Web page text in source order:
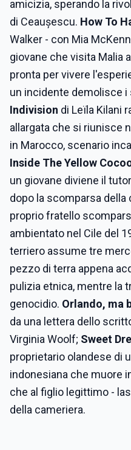
amicizia, sperando la
di Ceaușescu. How To
Walker - con Mia
giovane che visita Malia
pronta per vivere
un incidente demolisce
Indivision di Leïla Kilani
allargata che si riunisce
in Marocco, scenario
Inside The Yellow
un giovane diviene il
dopo la scomparsa della
proprio fratello
ambientato nel Cile del
terriero assume tre
pezzo di terra appena
pulizia etnica, mentre la
genocidio. Orlando, ma
da una lettera dello
Virginia Woolf; Sweet
proprietario olandese di
indonesiana che muore
che al figlio legittimo -
della cameriera.